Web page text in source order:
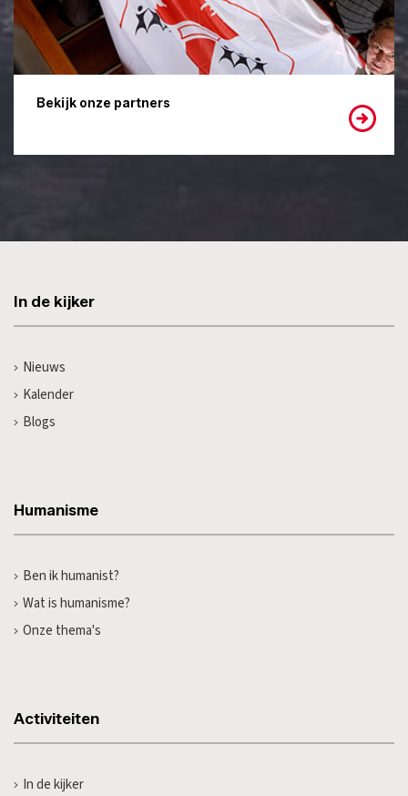
Bekijk onze partners
In de kijker
Nieuws
Kalender
Blogs
Humanisme
Ben ik humanist?
Wat is humanisme?
Onze thema's
Activiteiten
In de kijker